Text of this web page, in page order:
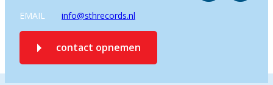
EMAIL info@sthrecords.nl
contact opnemen